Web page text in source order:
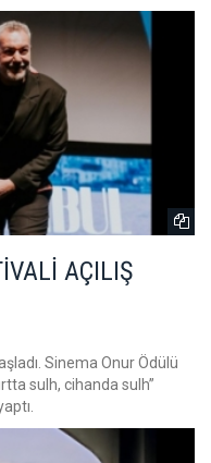
AÇILIŞ
Sinema Onur Ödülü
sulh, cihanda sulh”